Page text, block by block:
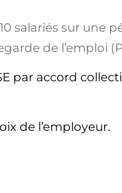
salariés sur une
de l’emploi
par accord
de l’employeur.